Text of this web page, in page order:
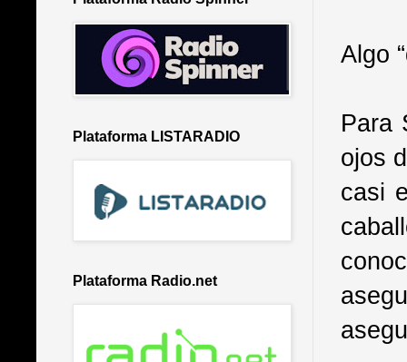
Algo
Para
ojos
casi
Plataforma LISTARADIO
Plataforma Radio.net